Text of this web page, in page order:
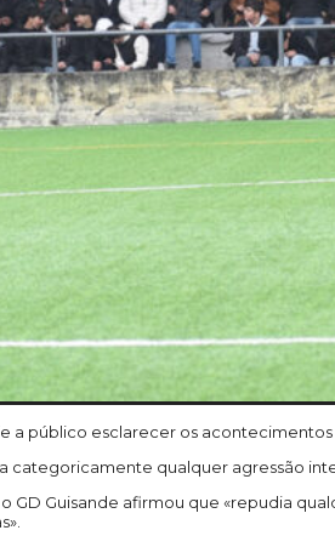
a público esclarecer os
categoricamente qualquer agressão
GD Guisande afirmou que «repudia